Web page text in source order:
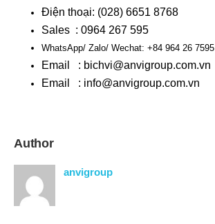
Điện thoại: (028) 6651 8768
Sales : 0964 267 595
WhatsApp/ Zalo/ Wechat: +84 964 26 7595
Email : bichvi@anvigroup.com.vn
Email : info@anvigroup.com.vn
Author
anvigroup